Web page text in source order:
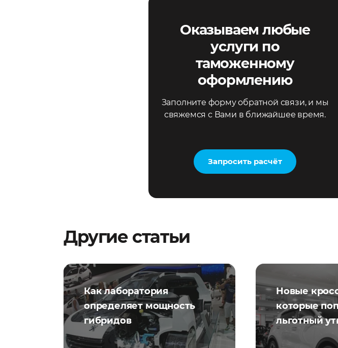
Оказываем любые
услуги по
таможенному
оформлению
Заполните форму обратной связи, и мы
свяжемся с Вами в ближайшее время.
Запросить расчёт
Другие статьи
Как лаборатория
определяет мощность
гибридов
Новые
которые
льготный